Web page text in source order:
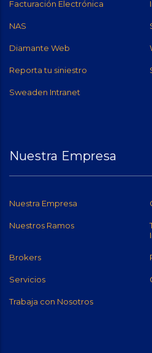
Facturación Electrónica
NAS
Diamante Web
Reporta tu siniestro
Sweaden Intranet
Nuestra Empresa
Nuestra Empresa
Nuestros Ramos
Brokers
Servicios
Trabaja con Nosotros